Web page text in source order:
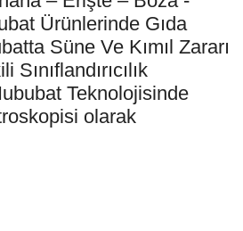
Ürünlerinde Gıda
Süne Ve Kımıl Zararı
Sınıflandırıcılık
Teknolojisinde
olarak